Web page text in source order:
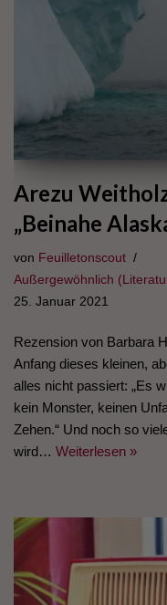
Arezu
„Beinahe
von Feuilletonscout
Außergewöhnlich
25. Januar 2021
Rezension von Barbara
Anfang dieses kleinen,
alles nicht passiert: „Es
kein Monster, keinen
Zehen.“ Und noch so
wird… Weiterlesen »